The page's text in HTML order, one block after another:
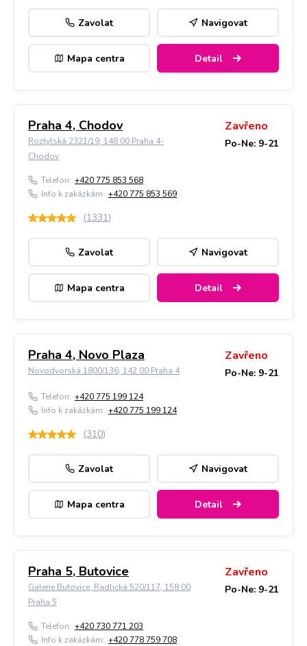
Zavolat Navigovat
Mapa centra Detail
Praha 4, Chodov
Roztylská 2321/19, 148 00 Praha 4-
Chodov
Zavřeno
Po-Ne: 9-21
Telefon: +420 775 853 568
Info k zakázkám: +420 775 853 569
(1331)
Zavolat Navigovat
Mapa centra Detail
Praha 4, Novo Plaza
Novodvorská 1800/136, 142 00 Praha 4
Zavřeno
Po-Ne: 9-21
Telefon: +420 775 199 124
Info k zakázkám: +420 775 199 124
(310)
Zavolat Navigovat
Mapa centra Detail
Praha 5, Butovice
Galerie Butovice, Radlická 520/117, 158 00
Praha 5
Zavřeno
Po-Ne: 9-21
Telefon: +420 730 771 203
Info k zakázkám: +420 778 759 708